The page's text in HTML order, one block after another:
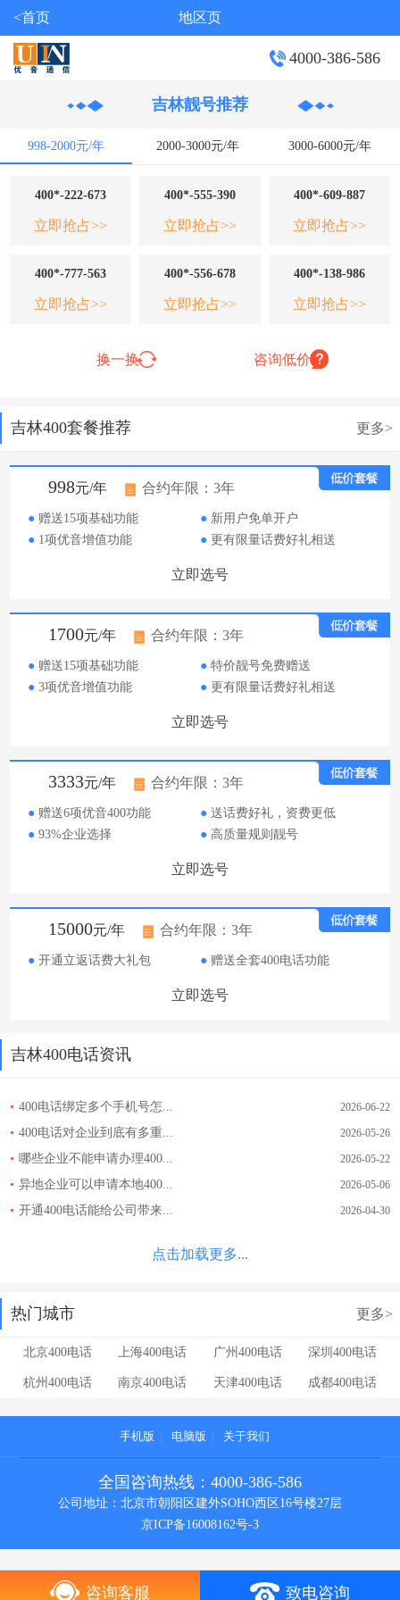
<首页 地区页
4000-386-586
吉林靓号推荐
998-2000元/年 2000-3000元/年 3000-6000元/年
400*-222-673
立即抢占>>
400*-555-390
立即抢占>>
400*-609-887
立即抢占>>
400*-777-563
立即抢占>>
400*-556-678
立即抢占>>
400*-138-986
立即抢占>>
换一换 咨询低价
吉林400套餐推荐 更多>
998元/年 合约年限：3年
● 赠送15项基础功能 ● 新用户免单开户
● 1项优音增值功能 ● 更有限量话费好礼相送
立即选号
1700元/年 合约年限：3年
● 赠送15项基础功能 ● 特价靓号免费赠送
● 3项优音增值功能 ● 更有限量话费好礼相送
立即选号
3333元/年 合约年限：3年
● 赠送6项优音400功能 ● 送话费好礼，资费更低
● 93%企业选择 ● 高质量规则靓号
立即选号
15000元/年 合约年限：3年
● 开通立返话费大礼包 ● 赠送全套400电话功能
立即选号
吉林400电话资讯
• 400电话绑定多个手机号怎... 2026-06-22
• 400电话对企业到底有多重... 2026-05-26
• 哪些企业不能申请办理400... 2026-05-22
• 异地企业可以申请本地400... 2026-05-06
• 开通400电话能给公司带来... 2026-04-30
点击加载更多...
热门城市 更多>
北京400电话 上海400电话 广州400电话 深圳400电话
杭州400电话 南京400电话 天津400电话 成都400电话
手机版 电脑版 关于我们
全国咨询热线：4000-386-586
公司地址：北京市朝阳区建外SOHO西区16号楼27层
京ICP备16008162号-3
咨询客服 致电咨询